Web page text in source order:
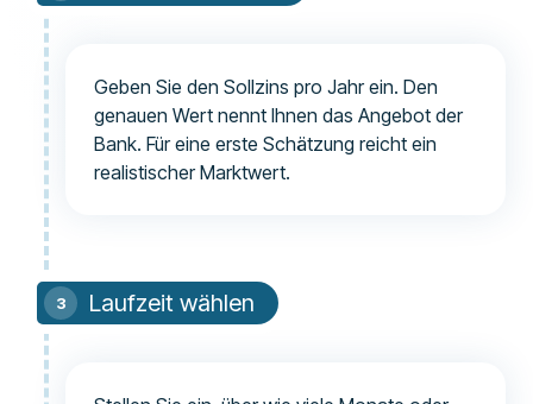
Geben Sie den Sollzins pro Jahr ein. Den
genauen Wert nennt Ihnen das Angebot der
Bank. Für eine erste Schätzung reicht ein
realistischer Marktwert.
Laufzeit wählen